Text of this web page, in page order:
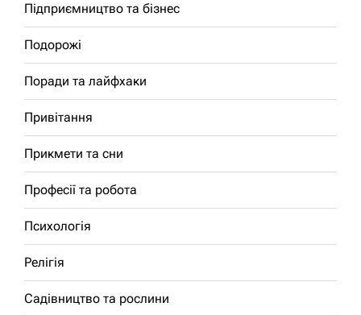
Підприємництво та бізнес
Подорожі
Поради та лайфхаки
Привітання
Прикмети та сни
Професії та робота
Психологія
Релігія
Садівництво та рослини